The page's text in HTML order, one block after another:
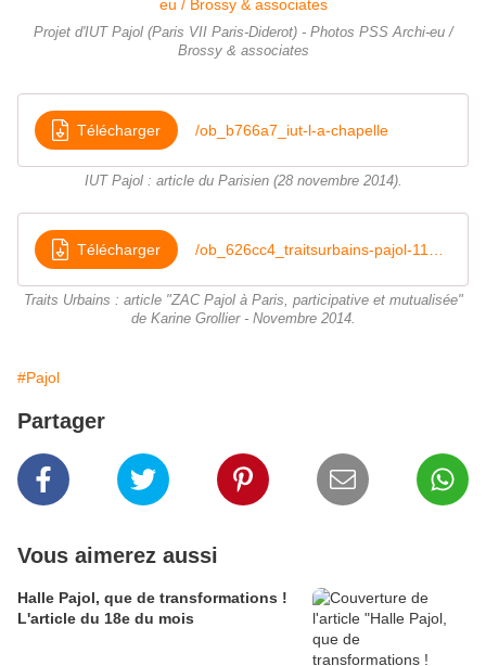
Projet d'IUT Pajol (Paris VII Paris-Diderot) - Photos PSS Archi-eu /
Brossy & associates
Télécharger /ob_b766a7_iut-l-a-chapelle
IUT Pajol : article du Parisien (28 novembre 2014).
Télécharger
Traits Urbains : article "ZAC Pajol à Paris, participative et mutualisée"
de Karine Grollier - Novembre 2014.
#Pajol
Partager
Vous aimerez aussi
Halle Pajol, que de transformations !
L'article du 18e du mois